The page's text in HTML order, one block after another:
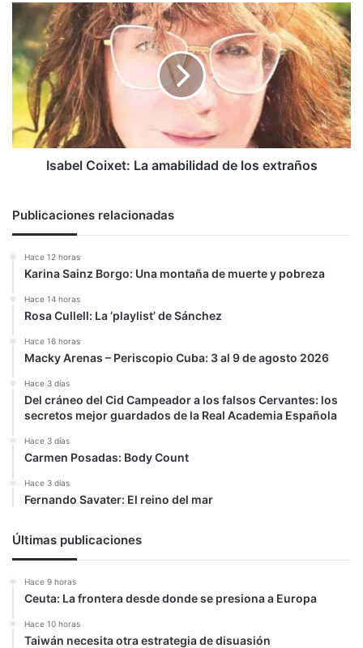
Isabel
Coixet:
La
amabilidad
de
los
extraños
Isabel Coixet: La amabilidad de los extraños
Publicaciones relacionadas
Hace 12 horas
Karina Sainz Borgo: Una montaña de muerte y pobreza
Hace 14 horas
Rosa Cullell: La ‘playlist’ de Sánchez
Hace 16 horas
Macky Arenas – Periscopio Cuba: 3 al 9 de agosto 2026
Hace 3 días
Del cráneo del Cid Campeador a los falsos Cervantes: los
secretos mejor guardados de la Real Academia Española
Hace 3 días
Carmen Posadas: Body Count
Hace 3 días
Fernando Savater: El reino del mar
Últimas publicaciones
Hace 9 horas
Ceuta: La frontera desde donde se presiona a Europa
Hace 10 horas
Taiwán necesita otra estrategia de disuasión